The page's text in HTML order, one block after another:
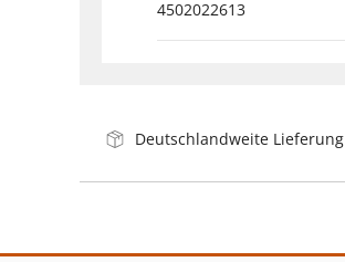
4502022613
Deutschlandweite Lieferung